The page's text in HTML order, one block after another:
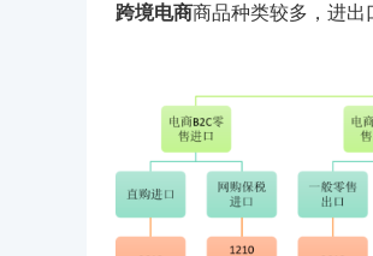
跨境电商商品种类较多，进出